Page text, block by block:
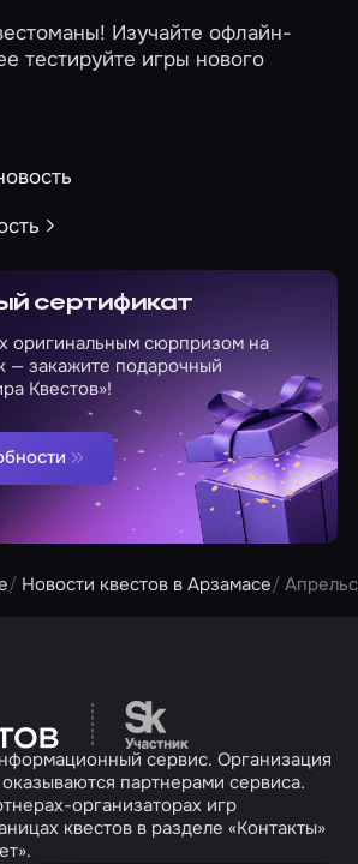
Изучайте офлайн-
тестируйте игры нового
сертификат
оригинальным сюрпризом на
— закажите подарочный
Квестов»!
Новости квестов в Арзамасе
Перейти на сайт
сервис. Организация
партнерами сервиса.
организаторах игр
квестов в разделе «Контакты»